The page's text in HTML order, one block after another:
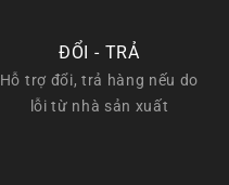
ĐỔI - TRẢ
Hỗ trợ đổi, trả hàng nếu do
lỗi từ nhà sản xuất